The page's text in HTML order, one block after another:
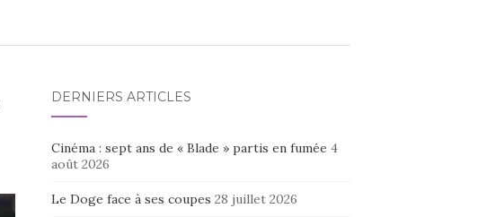
DERNIERS ARTICLES
Cinéma : sept ans de « Blade » partis en fumée 4
août 2026
Le Doge face à ses coupes 28 juillet 2026